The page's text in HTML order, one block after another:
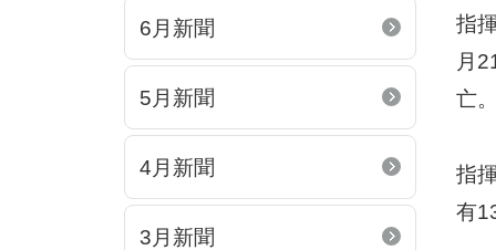
6月新聞
5月新聞
4月新聞
3月新聞
指
月
亡
指
有